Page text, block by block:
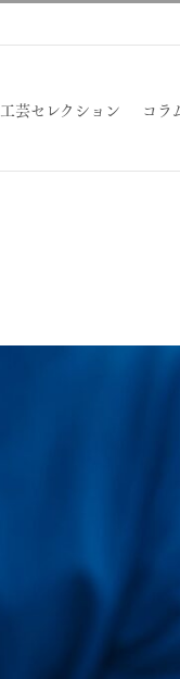
工芸セレクション コラ